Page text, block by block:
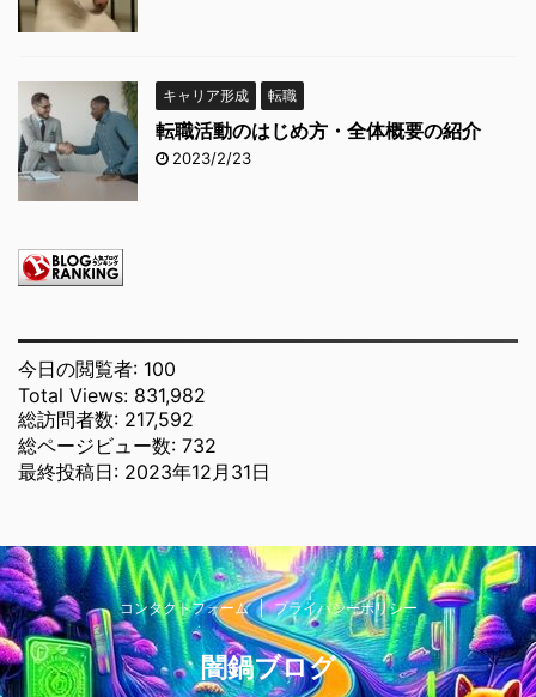
キャリア形成 転職
転職活動のはじめ方・全体概要の紹介
2023/2/23
今日の閲覧者: 100
Total Views: 831,982
総訪問者数: 217,592
総ページビュー数: 732
最終投稿日: 2023年12月31日
コンタクトフォーム プライバシーポリシー
闇鍋ブログ